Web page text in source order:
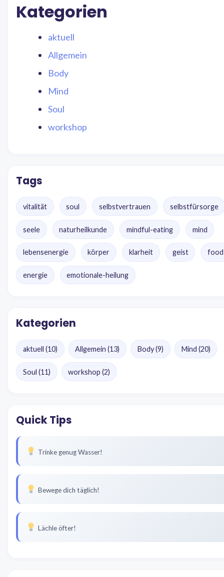
Kategorien
aktuell
Allgemein
Body
Mind
Soul
workshop
Tags
vitalität soul selbstvertrauen selbstfürsorge
seele naturheilkunde mindful-eating mind
lebensenergie körper klarheit geist
energie emotionale-heilung
Kategorien
aktuell (10) Allgemein(13) Body(9) Mind (20)
Soul (11) workshop(2)
Quick Tips
Trinke genug Wasser!
Bewege dich täglich!
Lächle öfter!